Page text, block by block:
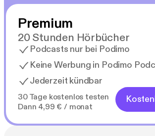
Premium
20 Stunden Hörbücher
Podcasts nur bei Podimo
Keine Werbung in Podimo
Jederzeit kündbar
30 Tage kostenlos testen
Dann 4,99 € / monat